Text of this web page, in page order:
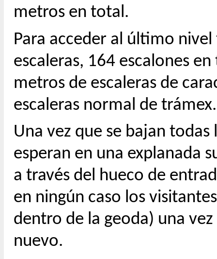
metros en total.
Para acceder al último
escaleras, 164 escalones
metros de escaleras de
escaleras normal de trámex.
Una vez que se bajan todas
esperan en una explanada
a través del hueco de
en ningún caso los
dentro de la geoda) una
nuevo.